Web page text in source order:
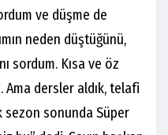
ve düşme de
neden düştüğünü,
sordum. Kısa ve öz
Ama dersler aldık, telafi
sezon sonunda Süper